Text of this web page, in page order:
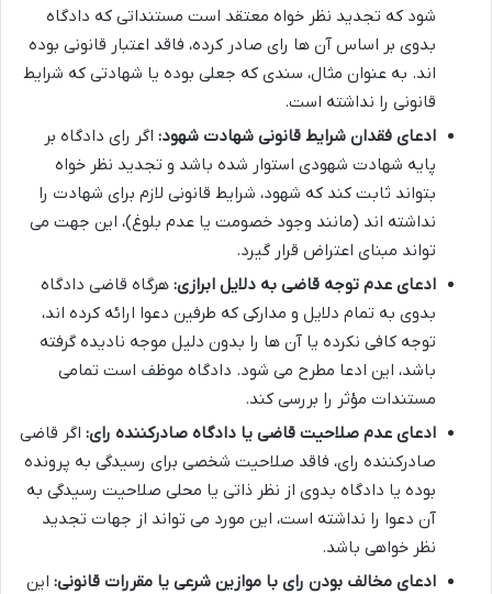
شود که تجدید نظر خواه معتقد است مستنداتی که دادگاه
بدوی بر اساس آن ها رای صادر کرده، فاقد اعتبار قانونی بوده
اند. به عنوان مثال، سندی که جعلی بوده یا شهادتی که شرایط
قانونی را نداشته است.
ادعای فقدان شرایط قانونی شهادت شهود: اگر رای دادگاه بر
پایه شهادت شهودی استوار شده باشد و تجدید نظر خواه
بتواند ثابت کند که شهود، شرایط قانونی لازم برای شهادت را
نداشته اند (مانند وجود خصومت یا عدم بلوغ)، این جهت می
تواند مبنای اعتراض قرار گیرد.
ادعای عدم توجه قاضی به دلایل ابرازی: هرگاه قاضی دادگاه
بدوی به تمام دلایل و مدارکی که طرفین دعوا ارائه کرده اند،
توجه کافی نکرده یا آن ها را بدون دلیل موجه نادیده گرفته
باشد، این ادعا مطرح می شود. دادگاه موظف است تمامی
مستندات مؤثر را بررسی کند.
ادعای عدم صلاحیت قاضی یا دادگاه صادرکننده رای: اگر قاضی
صادرکننده رای، فاقد صلاحیت شخصی برای رسیدگی به پرونده
بوده یا دادگاه بدوی از نظر ذاتی یا محلی صلاحیت رسیدگی به
آن دعوا را نداشته است، این مورد می تواند از جهات تجدید
نظر خواهی باشد.
ادعای مخالف بودن رای با موازین شرعی یا مقررات قانونی: این